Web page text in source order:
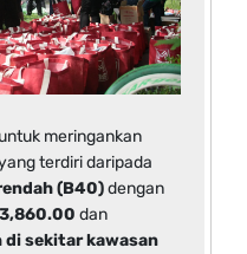
meringankan
terdiri daripada
(B40)dengan
3,860.00 dan
sekitar kawasan